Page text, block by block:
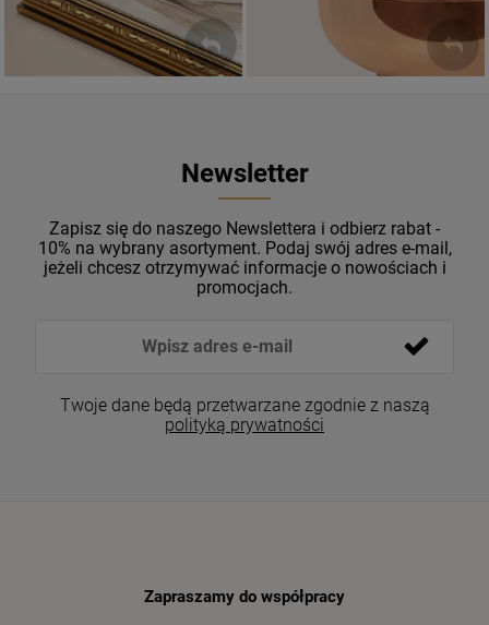
Newsletter
Zapisz się do naszego Newslettera i odbierz rabat -
10% na wybrany asortyment. Podaj swój adres e-mail,
jeżeli chcesz otrzymywać informacje o nowościach i
promocjach.
Twoje dane będą przetwarzane zgodnie z naszą
polityką prywatności
Zapraszamy do współpracy